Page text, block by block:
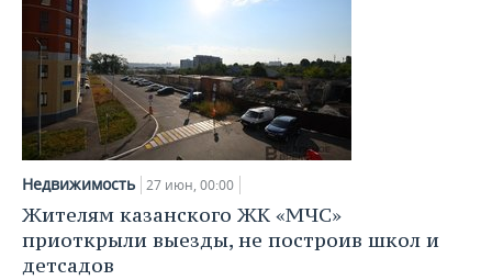
Недвижимость 27 июн, 00:00
Жителям казанского ЖК «МЧС»
приоткрыли выезды, не построив школ и
детсадов